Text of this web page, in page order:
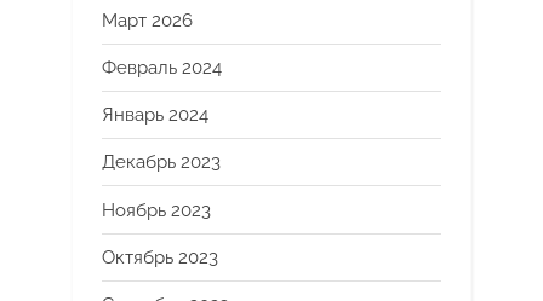
Март 2026
Февраль 2024
Январь 2024
Декабрь 2023
Ноябрь 2023
Октябрь 2023